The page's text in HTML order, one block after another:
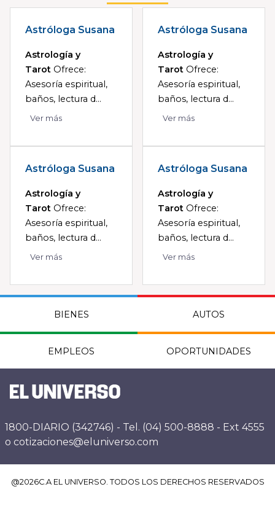
Astróloga Susana
Astrología y
Tarot Ofrece:
Asesoría espiritual,
baños, lectura d...
Ver más
Astróloga Susana
Astrología y
Tarot Ofrece:
Asesoría espiritual,
baños, lectura d...
Ver más
Astróloga Susana
Astrología y
Tarot Ofrece:
Asesoría espiritual,
baños, lectura d...
Ver más
Astróloga Susana
Astrología y
Tarot Ofrece:
Asesoría espiritual,
baños, lectura d...
Ver más
BIENES AUTOS
EMPLEOS OPORTUNIDADES
1800-DIARIO (342746) - Tel. (04) 500-8888 - Ext 4555
o cotizaciones@eluniverso.com
@2026C.A EL UNIVERSO. TODOS LOS DERECHOS RESERVADOS